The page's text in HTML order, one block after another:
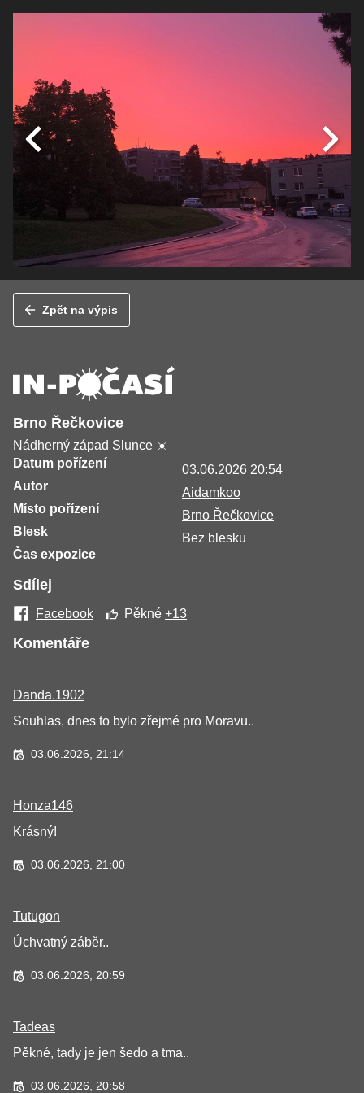
Zpět na výpis
Brno Řečkovice
Nádherný západ Slunce ☀️
Datum pořízení
03.06.2026 20:54
Autor
Aidamkoo
Místo pořízení
Brno Řečkovice
Blesk
Bez blesku
Čas expozice
Sdílej
Facebook Pěkné+13
Komentáře
Danda.1902
Souhlas, dnes to bylo zřejmé pro Moravu..
03.06.2026, 21:14
Honza146
Krásný!
03.06.2026, 21:00
Tutugon
Úchvatný záběr..
03.06.2026, 20:59
Tadeas
Pěkné, tady je jen šedo a tma..
03.06.2026, 20:58